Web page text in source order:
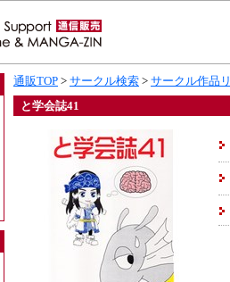
通販TOP > サークル検索 > サークル作品
と学会誌41